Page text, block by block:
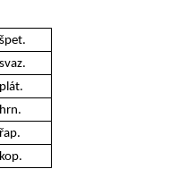
špet.
svaz.
plát.
hrn.
řap.
kop.